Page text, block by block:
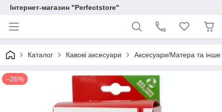
Інтернет-магазин "Perfectstore"
Каталог Кавові аксесуари Аксесуари/Матера та інше
–26%